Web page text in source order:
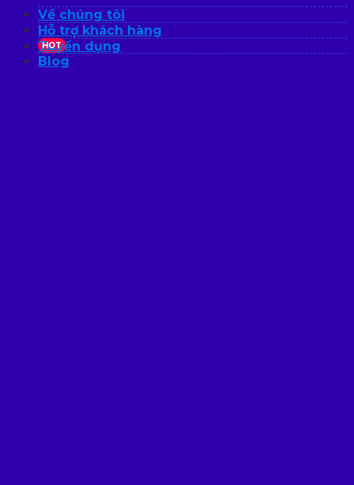
Về chúng tôi
Hỗ trợ khách hàng
Tuyển dụng
HOT
Blog